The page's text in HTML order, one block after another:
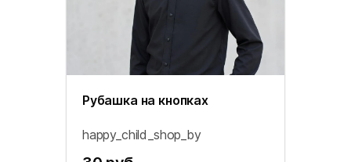
Рубашка на кнопках
happy_child_shop_by